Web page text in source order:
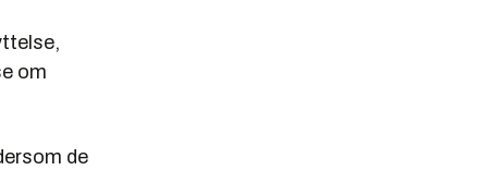
om
de